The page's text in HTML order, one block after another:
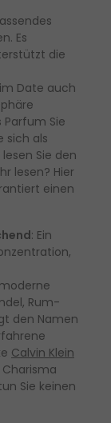
Es
die
Date auch
Parfum Sie
sich als
Sie den
lesen? Hier
einen
: Ein
Rum-
den Namen
Calvin Klein
Sie keinen